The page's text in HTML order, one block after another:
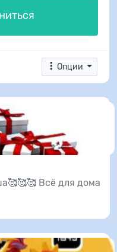
Опции
Всё для дома